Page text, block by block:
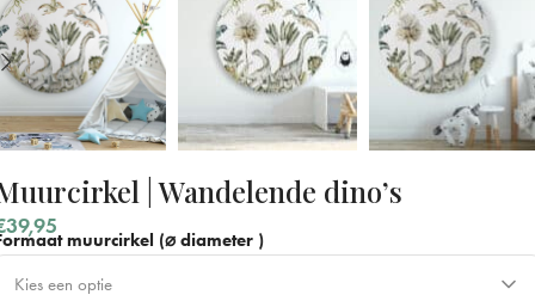
| Wandelende dino’s
39,95
muurcirkel (⌀ diameter )
Kies een optie